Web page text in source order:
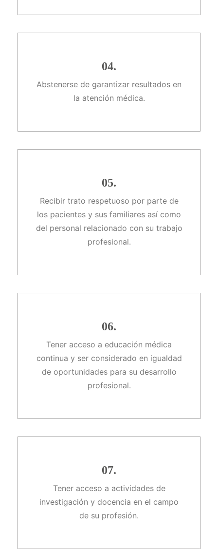
04.
Abstenerse de garantizar resultados en
la atención médica.
05.
Recibir trato respetuoso por parte de
los pacientes y sus familiares así como
del personal relacionado con su trabajo
profesional.
06.
Tener acceso a educación médica
continua y ser considerado en igualdad
de oportunidades para su desarrollo
profesional.
07.
Tener acceso a actividades de
investigación y docencia en el campo
de su profesión.